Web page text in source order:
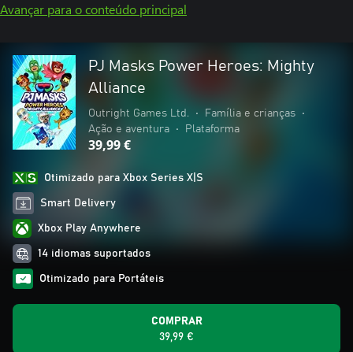
Avançar para o conteúdo principal
PJ Masks Power Heroes: Mighty
Alliance
Outright Games Ltd. • Família e crianças
•
Ação e aventura
• Plataforma
39,99 €
Otimizado para Xbox Series X|S
Smart Delivery
Xbox Play Anywhere
14 idiomas suportados
Otimizado para Portáteis
COMPRAR
39,99 €